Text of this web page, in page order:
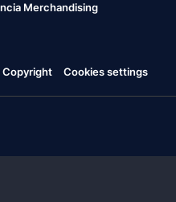
Merchandising
Copyright Cookies settings